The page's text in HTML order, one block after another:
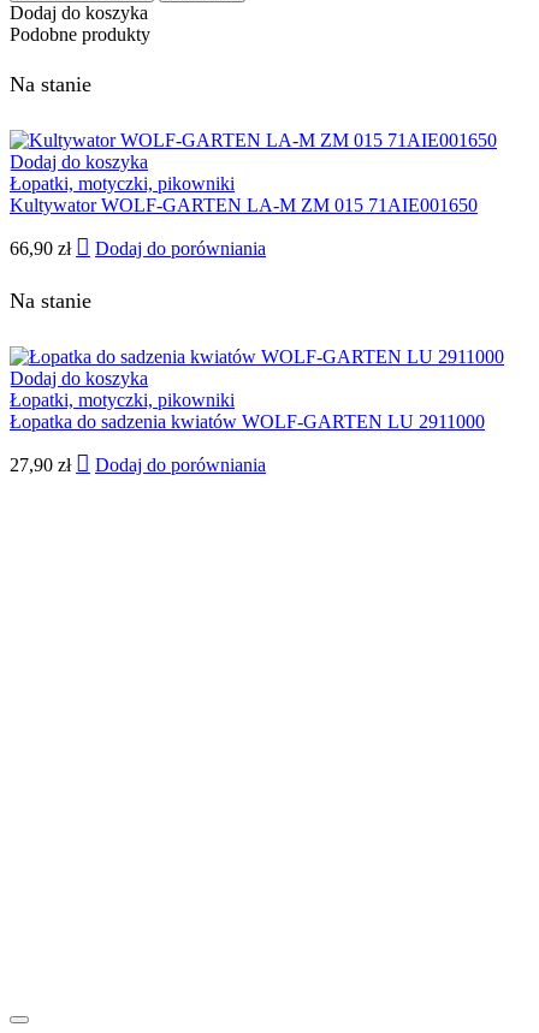
Dodaj do koszyka
Podobne produkty
Na stanie
Dodaj do koszyka
Łopatki, motyczki, pikowniki
Kultywator WOLF-GARTEN LA-M ZM 015 71AIE001650
66,90 zł Dodaj do porówniania
Na stanie
Dodaj do koszyka
Łopatki, motyczki, pikowniki
Łopatka do sadzenia kwiatów WOLF-GARTEN LU 2911000
27,90 zł Dodaj do porówniania